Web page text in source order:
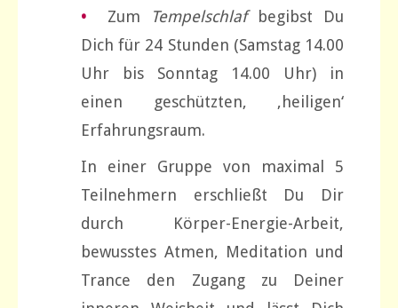
•Zum Tempelschlafbegibst Du
Dich für 24 Stunden (Samstag 14.00
Uhr bis Sonntag 14.00 Uhr) in
einen geschützten, ‚heiligen‘
Erfahrungsraum.
In einer Gruppe von maximal 5
Teilnehmern erschließt Du Dir
durch Körper-Energie-Arbeit,
bewusstes Atmen, Meditation und
Trance den Zugang zu Deiner